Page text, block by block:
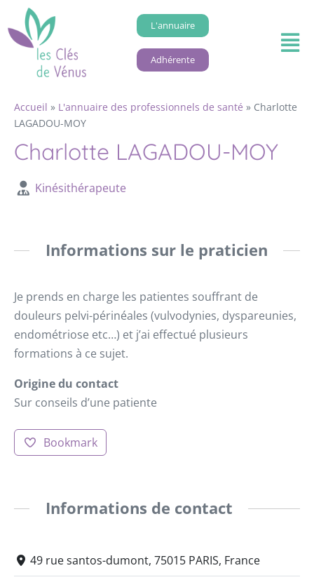
L'annuaire
Adhérente
Accueil » L'annuaire des professionnels de santé » Charlotte
LAGADOU-MOY
Charlotte LAGADOU-MOY
Kinésithérapeute
Informations sur le praticien
Je prends en charge les patientes souffrant de
douleurs pelvi-périnéales (vulvodynies, dyspareunies,
endométriose etc…) et j’ai effectué plusieurs
formations à ce sujet.
Origine du contact
Sur conseils d’une patiente
Bookmark
Informations de contact
49 rue santos-dumont, 75015 PARIS, France